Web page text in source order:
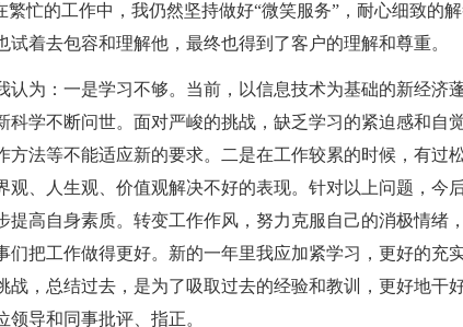
繁忙的工作中，我仍然坚持做好“微笑服务”，耐心细致的
着去包容和理解他，最终也得到了客户的理解和尊重。
认为：一是学习不够。当前，以信息技术为基础的新经济
科学不断问世。面对严峻的挑战，缺乏学习的紧迫感和自
法等不能适应新的要求。二是在工作较累的时候，有过
观、人生观、价值观解决不好的表现。针对以上问题，今
提高自身素质。转变工作作风，努力克服自己的消极情绪
们把工作做得更好。新的一年里我应加紧学习，更好的充
战，总结过去，是为了吸取过去的经验和教训，更好地干
导和同事批评、指正。